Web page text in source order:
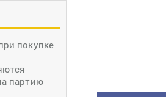
покупке
партию